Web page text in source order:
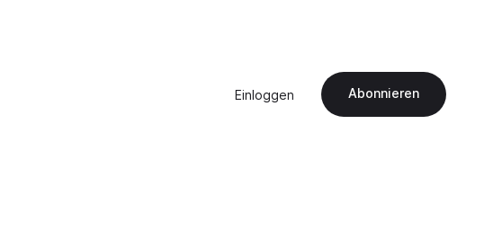
Einloggen Abonnieren